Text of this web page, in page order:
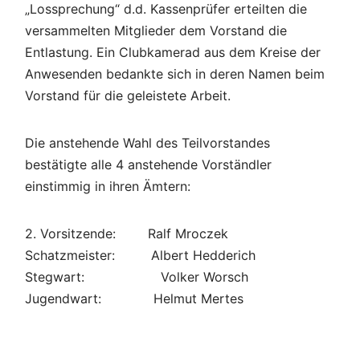
„Lossprechung“ d.d. Kassenprüfer erteilten die
versammelten Mitglieder dem Vorstand die
Entlastung. Ein Clubkamerad aus dem Kreise der
Anwesenden bedankte sich in deren Namen beim
Vorstand für die geleistete Arbeit.
Die anstehende Wahl des Teilvorstandes
bestätigte alle 4 anstehende Vorständler
einstimmig in ihren Ämtern:
2. Vorsitzende: Ralf Mroczek
Schatzmeister: Albert Hedderich
Stegwart: Volker Worsch
Jugendwart: Helmut Mertes